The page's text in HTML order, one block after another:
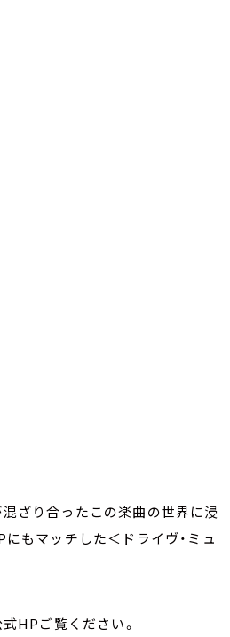
ざり合ったこの楽曲の世界に浸
もマッチした＜ドライヴ・ミュ
HPご覧ください。